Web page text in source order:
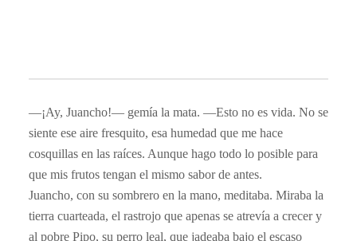
​—¡Ay, Juancho!— gemía la mata. —Esto no es vida. No se
siente ese aire fresquito, esa humedad que me hace
cosquillas en las raíces. Aunque hago todo lo posible para
que mis frutos tengan el mismo sabor de antes.
​Juancho, con su sombrero en la mano, meditaba. Miraba la
tierra cuarteada, el rastrojo que apenas se atrevía a crecer y
al pobre Pipo, su perro leal, que jadeaba bajo el escaso